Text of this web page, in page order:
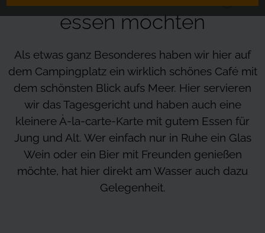
essen möchten
Als etwas ganz Besonderes haben wir hier auf
dem Campingplatz ein wirklich schönes Café mit
dem schönsten Blick aufs Meer. Hier servieren
wir das Tagesgericht und haben auch eine
kleinere À-la-carte-Karte mit gutem Essen für
Jung und Alt. Wer einfach nur in Ruhe ein Glas
Wein oder ein Bier mit Freunden genießen
möchte, hat hier direkt am Wasser auch dazu
Gelegenheit.